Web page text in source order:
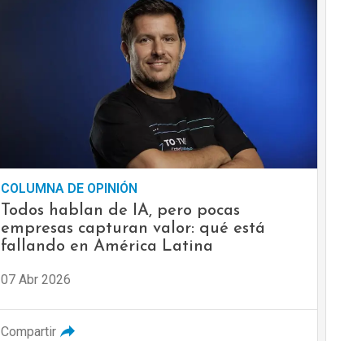
COLUMNA DE OPINIÓN
Todos hablan de IA, pero pocas
empresas capturan valor: qué está
fallando en América Latina
07 Abr 2026
Compartir